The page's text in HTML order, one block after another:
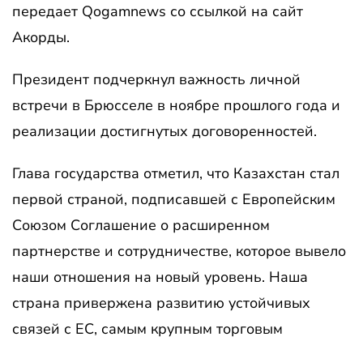
передает Qogamnews со ссылкой на сайт
Акорды.
Президент подчеркнул важность личной
встречи в Брюсселе в ноябре прошлого года и
реализации достигнутых договоренностей.
Глава государства отметил, что Казахстан стал
первой страной, подписавшей с Европейским
Союзом Соглашение о расширенном
партнерстве и сотрудничестве, которое вывело
наши отношения на новый уровень. Наша
страна привержена развитию устойчивых
связей с ЕС, самым крупным торговым